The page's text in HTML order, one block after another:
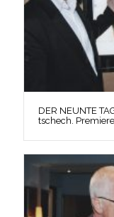
DER NEUNTE
tschech.